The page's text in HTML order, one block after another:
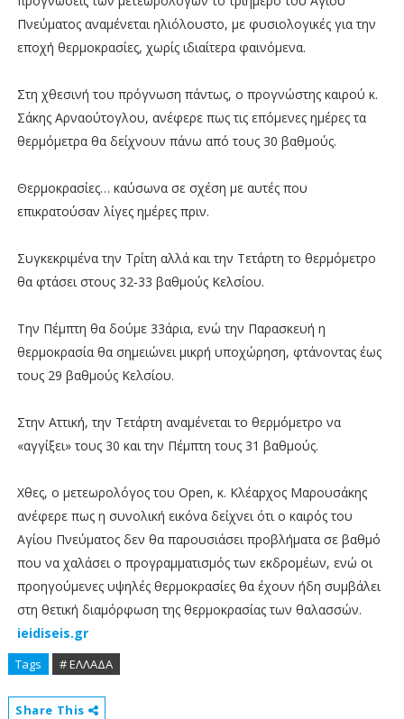
Πνεύματος αναμένεται ηλιόλουστο, με φυσιολογικές για την
εποχή θερμοκρασίες, χωρίς ιδιαίτερα φαινόμενα.
Στη χθεσινή του πρόγνωση πάντως, ο προγνώστης καιρού κ.
Σάκης Αρναούτογλου, ανέφερε πως τις επόμενες ημέρες τα
θερμόμετρα θα δείχνουν πάνω από τους 30 βαθμούς.
Θερμοκρασίες… καύσωνα σε σχέση με αυτές που
επικρατούσαν λίγες ημέρες πριν.
Συγκεκριμένα την Τρίτη αλλά και την Τετάρτη το θερμόμετρο
θα φτάσει στους 32-33 βαθμούς Κελσίου.
Την Πέμπτη θα δούμε 33άρια, ενώ την Παρασκευή η
θερμοκρασία θα σημειώνει μικρή υποχώρηση, φτάνοντας έως
τους 29 βαθμούς Κελσίου.
Στην Αττική, την Τετάρτη αναμένεται το θερμόμετρο να
«αγγίξει» τους 30 και την Πέμπτη τους 31 βαθμούς.
Χθες, ο μετεωρολόγος του Open, κ. Κλέαρχος Μαρουσάκης
ανέφερε πως η συνολική εικόνα δείχνει ότι ο καιρός του
Αγίου Πνεύματος δεν θα παρουσιάσει προβλήματα σε βαθμό
που να χαλάσει ο προγραμματισμός των εκδρομέων, ενώ οι
προηγούμενες υψηλές θερμοκρασίες θα έχουν ήδη συμβάλει
στη θετική διαμόρφωση της θερμοκρασίας των θαλασσών.
ieidiseis.gr
Tags # ΕΛΛΑΔΑ
Share This